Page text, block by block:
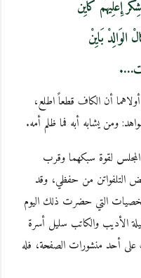
إِعْلِيهُمْ كَايِنْ
الوَالِدْ بَايِنْ
أن الكاف قطعاً اطلع،
ومن يشابه أبه فما ظلم أمه.
لقوة سبكهما وقرب
من حفظي، وقد
التي حضرت ذلك اليوم
الأديب والكاتب سليل أسرة
على أحد منشورات الصفحة، فله